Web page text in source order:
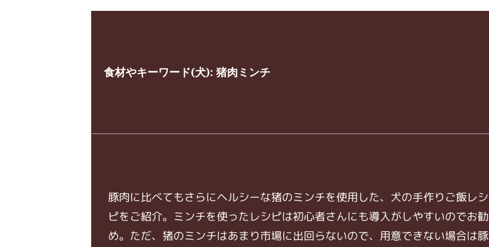
食材やキーワード(犬):猪肉ミンチ
豚肉に比べてもさらにヘルシーな猪のミンチを使用した、犬の手作りご飯レシ
ピをご紹介。ミンチを使ったレシピは初心者さんにも導入がしやすいのでお勧
め。ただ、猪のミンチはあまり市場に出回らないので、用意できない場合は豚